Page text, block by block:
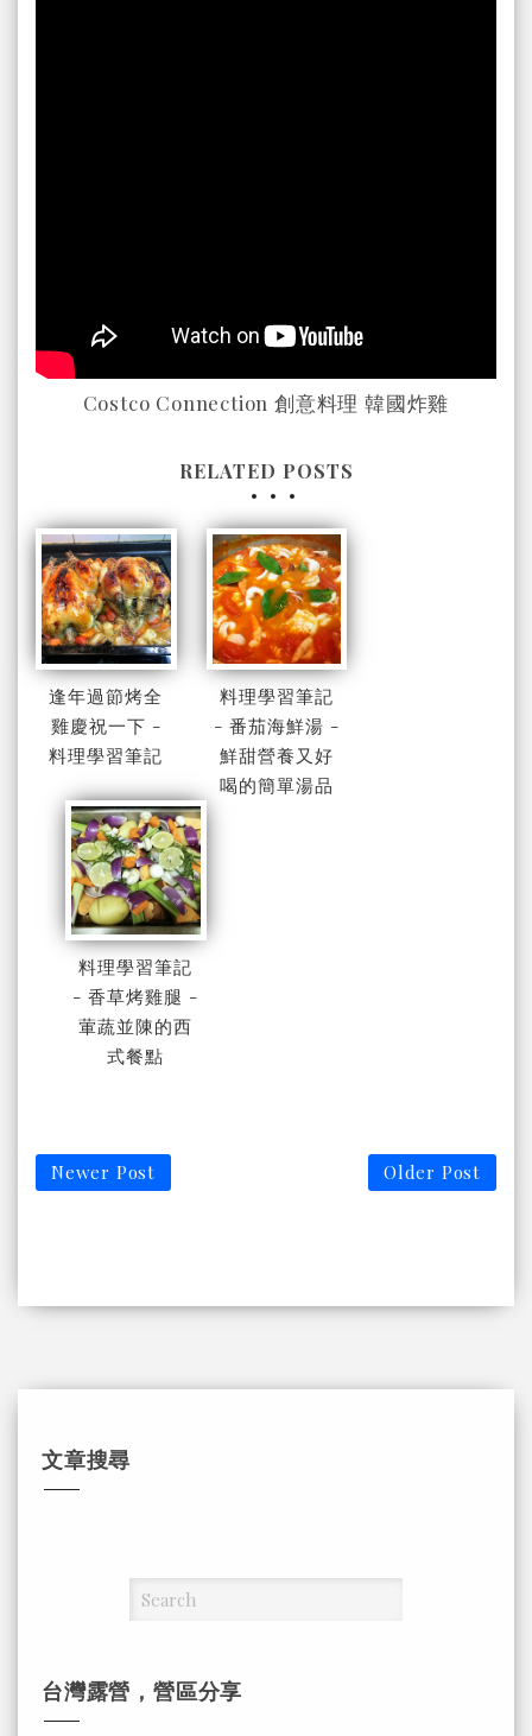
Costco Connection 創意料理 韓國炸雞
RELATED POSTS
逢年過節烤全
雞慶祝一下 -
料理學習筆記
料理學習筆記
- 番茄海鮮湯 -
鮮甜營養又好
喝的簡單湯品
料理學習筆記
- 香草烤雞腿 -
葷蔬並陳的西
式餐點
Newer Post Older Post
文章搜尋
台灣露營，營區分享